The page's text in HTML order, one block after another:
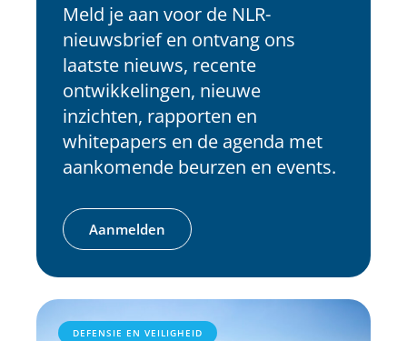
DEFENSIE EN VEILIGHEID
Meld je aan voor de NLR-
nieuwsbrief en ontvang ons
laatste nieuws, recente
ontwikkelingen, nieuwe
inzichten, rapporten en
whitepapers en de agenda met
aankomende beurzen en events.
Aanmelden